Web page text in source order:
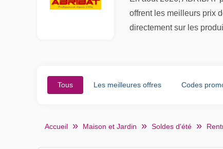
offrent les meilleurs prix
directement sur les
Tous Les meilleures offres Codes
Accueil Maison et Jardin Soldes d'été